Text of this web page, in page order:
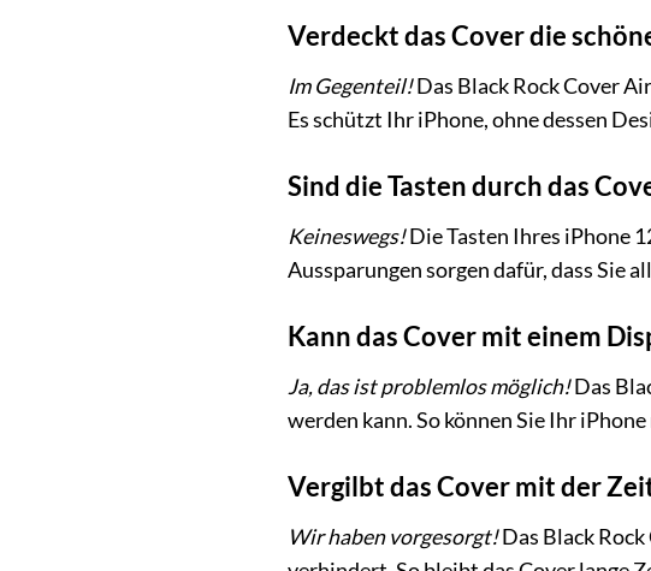
Verdeckt das Cover die
Im Gegenteil!Das Black Rock Cover
Es schützt Ihr iPhone, ohne dessen
Sind die Tasten durch das
Keineswegs!Die Tasten Ihres iPhone
Aussparungen sorgen dafür, dass Sie
Kann das Cover mit einem
Ja, das ist problemlos möglich!Das
werden kann. So können Sie Ihr
Vergilbt das Cover mit der
Wir haben vorgesorgt!Das Black